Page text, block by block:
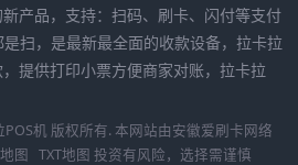
产品，支持：扫码、刷卡、闪付等支付
扫，是最新最全面的收款设备，拉卡拉
提供打印小票方便商家对账，拉卡拉
POS机 版权所有. 本网站由安徽爱刷卡网络
图 TXT地图 投资有风险，选择需谨慎